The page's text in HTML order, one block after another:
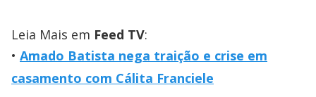
Leia Mais em Feed TV:
Amado Batista nega traição e crise em
casamento com Cálita Franciele